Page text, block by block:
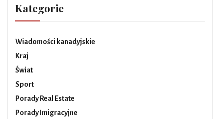
Kategorie
Wiadomości kanadyjskie
Kraj
Świat
Sport
Porady Real Estate
Porady Imigracyjne